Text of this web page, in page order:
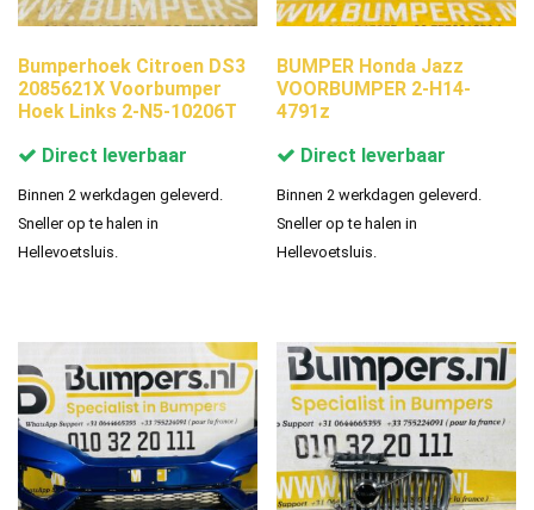
Bumperhoek Citroen DS3
2085621X Voorbumper
Hoek Links 2-N5-10206T
Direct leverbaar
Binnen 2 werkdagen geleverd.
Sneller op te halen in
Hellevoetsluis.
BUMPER Honda Jazz
VOORBUMPER 2-H14-
4791z
Direct leverbaar
Binnen 2 werkdagen geleverd.
Sneller op te halen in
Hellevoetsluis.